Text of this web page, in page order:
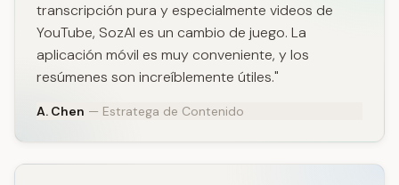
transcripción pura y especialmente videos de
YouTube, SozAI es un cambio de juego. La
aplicación móvil es muy conveniente, y los
resúmenes son increíblemente útiles."
A. Chen — Estratega de Contenido